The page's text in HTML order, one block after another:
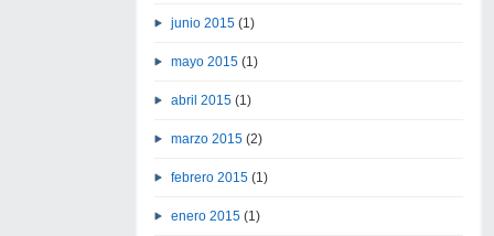
junio 2015(1)
mayo 2015(1)
abril 2015(1)
marzo 2015(2)
febrero 2015(1)
enero 2015(1)